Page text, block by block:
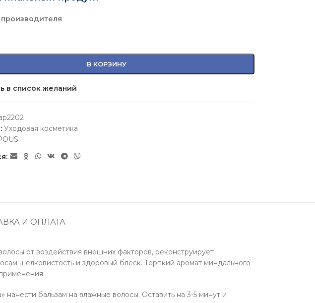
В КОРЗИНУ
в список желаний
Уходовая косметика
И ОПЛАТА
от воздействия внешних факторов, реконструирует
шелковистость и здоровый блеск. Терпкий аромат миндального
бальзам на влажные волосы. Оставить на 3-5 минут и